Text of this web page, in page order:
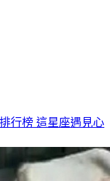
行榜 這星座遇見心